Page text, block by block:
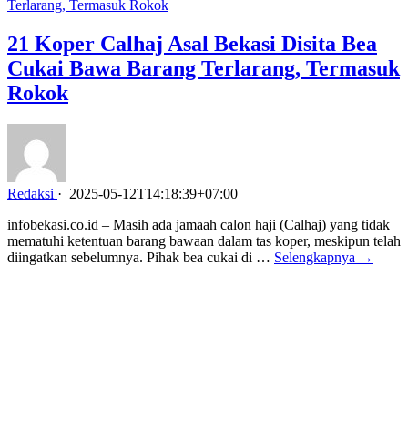
21 Koper Calhaj Asal Bekasi Disita Bea
Cukai Bawa Barang Terlarang, Termasuk
Rokok
Redaksi · 2025-05-12T14:18:39+07:00
infobekasi.co.id – Masih ada jamaah calon haji (Calhaj) yang tidak
mematuhi ketentuan barang bawaan dalam tas koper, meskipun telah
diingatkan sebelumnya. Pihak bea cukai di … Selengkapnya →